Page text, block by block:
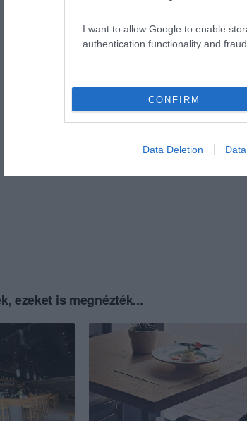
I want to allow Google to enable
authentication functionality and
CONFIRM
Data Deletion
ezeket is megnézték...